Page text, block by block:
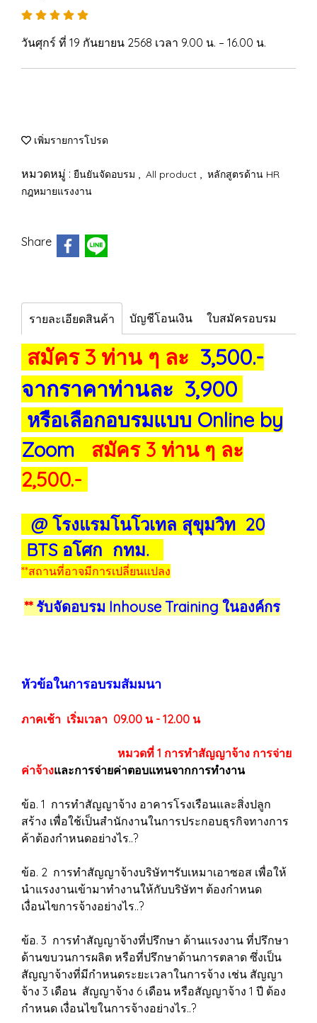
วันศุกร์ ที่ 19 กันยายน 2568 เวลา 9.00 น. – 16.00 น.
เพิ่มรายการโปรด
หมวดหมู่ : ยืนยันจัดอบรม , All product , หลักสูตรด้าน HR
กฎหมายแรงงาน
Share
รายละเอียดสินค้า บัญชีโอนเงิน ใบสมัครอบรม
สมัคร 3 ท่าน ๆ ละ 3,500.-
จากราคาท่านละ 3,900
หรือเลือกอบรมแบบ Online by
Zoom สมัคร 3 ท่าน ๆ ละ
2,500.-
@ โรงแรมโนโวเทล สุขุมวิท 20
BTS อโศก กทม.
**สถานที่อาจมีการเปลี่ยนแปลง
**รับจัดอบรม Inhouse Training ในองค์กร
หัวข้อในการอบรมสัมมนา
ภาคเช้า เริ่มเวลา 09.00 น - 12.00 น
หมวดที่ 1 การทำสัญญาจ้าง การจ่าย
ค่าจ้างและการจ่ายค่าตอบแทนจากการทำงาน
ข้อ. 1 การทำสัญญาจ้าง อาคารโรงเรือนและสิ่งปลูก
สร้าง เพื่อใช้เป็นสำนักงานในการประกอบธุรกิจทางการ
ค้าต้องกำหนดอย่างไร..?
ข้อ. 2 การทำสัญญาจ้างบริษัทฯรับเหมาเอาซอส เพื่อให้
นำแรงงานเข้ามาทำงานให้กับบริษัทฯ ต้องกำหนด
เงื่อนไขการจ้างอย่างไร..?
ข้อ. 3 การทำสัญญาจ้างที่ปรึกษา ด้านแรงงาน ที่ปรึกษา
ด้านขบวนการผลิต หรือที่ปรึกษาด้านการตลาด ซึ่งเป็น
สัญญาจ้างที่มีกำหนดระยะเวลาในการจ้าง เช่น สัญญา
จ้าง 3 เดือน สัญญาจ้าง 6 เดือน หรือสัญญาจ้าง 1 ปี ต้อง
กำหนด เงื่อนไขในการจ้างอย่างไร..?